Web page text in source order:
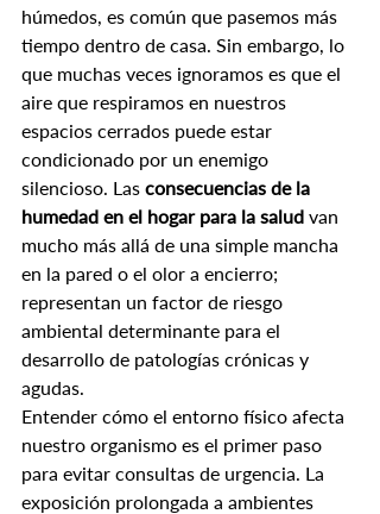
húmedos, es común que pasemos más
tiempo dentro de casa. Sin embargo, lo
que muchas veces ignoramos es que el
aire que respiramos en nuestros
espacios cerrados puede estar
condicionado por un enemigo
silencioso. Las consecuencias de la
humedad en el hogar para la salud van
mucho más allá de una simple mancha
en la pared o el olor a encierro;
representan un factor de riesgo
ambiental determinante para el
desarrollo de patologías crónicas y
agudas.
Entender cómo el entorno físico afecta
nuestro organismo es el primer paso
para evitar consultas de urgencia. La
exposición prolongada a ambientes